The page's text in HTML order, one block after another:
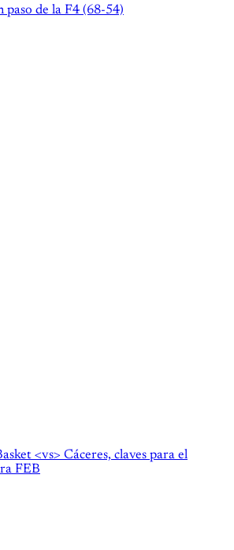
paso de la F4 (68-54)
<vs> Cáceres, claves para el
FEB